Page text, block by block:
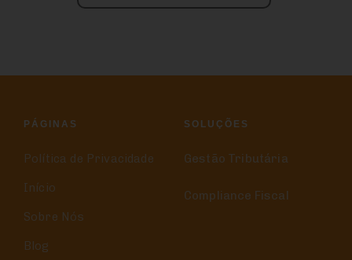
PÁGINAS
Política de Privacidade
Início
Sobre Nós
Blog
SOLUÇÕES
Gestão Tributária
Compliance Fiscal